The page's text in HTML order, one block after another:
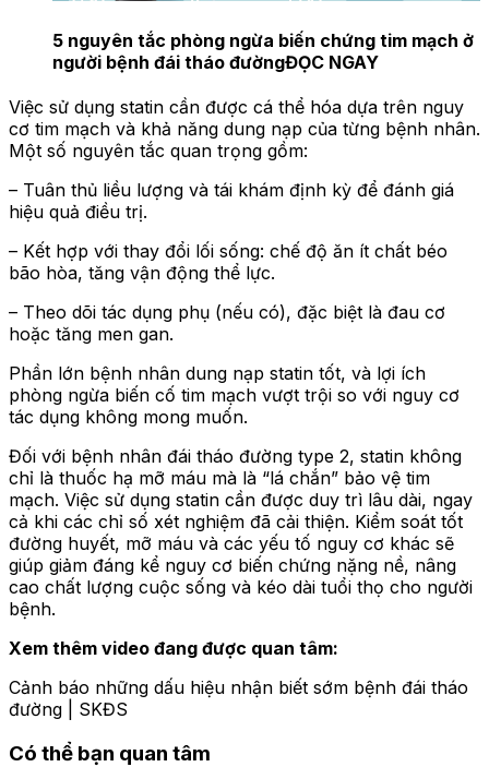
5 nguyên tắc phòng ngừa biến chứng tim mạch ở
người bệnh đái tháo đườngĐỌC NGAY
Việc sử dụng statin cần được cá thể hóa dựa trên nguy
cơ tim mạch và khả năng dung nạp của từng bệnh nhân.
Một số nguyên tắc quan trọng gồm:
– Tuân thủ liều lượng và tái khám định kỳ để đánh giá
hiệu quả điều trị.
– Kết hợp với thay đổi lối sống: chế độ ăn ít chất béo
bão hòa, tăng vận động thể lực.
– Theo dõi tác dụng phụ (nếu có), đặc biệt là đau cơ
hoặc tăng men gan.
Phần lớn bệnh nhân dung nạp statin tốt, và lợi ích
phòng ngừa biến cố tim mạch vượt trội so với nguy cơ
tác dụng không mong muốn.
Đối với bệnh nhân đái tháo đường type 2, statin không
chỉ là thuốc hạ mỡ máu mà là “lá chắn” bảo vệ tim
mạch. Việc sử dụng statin cần được duy trì lâu dài, ngay
cả khi các chỉ số xét nghiệm đã cải thiện. Kiểm soát tốt
đường huyết, mỡ máu và các yếu tố nguy cơ khác sẽ
giúp giảm đáng kể nguy cơ biến chứng nặng nề, nâng
cao chất lượng cuộc sống và kéo dài tuổi thọ cho người
bệnh.
Xem thêm video đang được quan tâm:
Cảnh báo những dấu hiệu nhận biết sớm bệnh đái tháo
đường | SKĐS
Có thể bạn quan tâm